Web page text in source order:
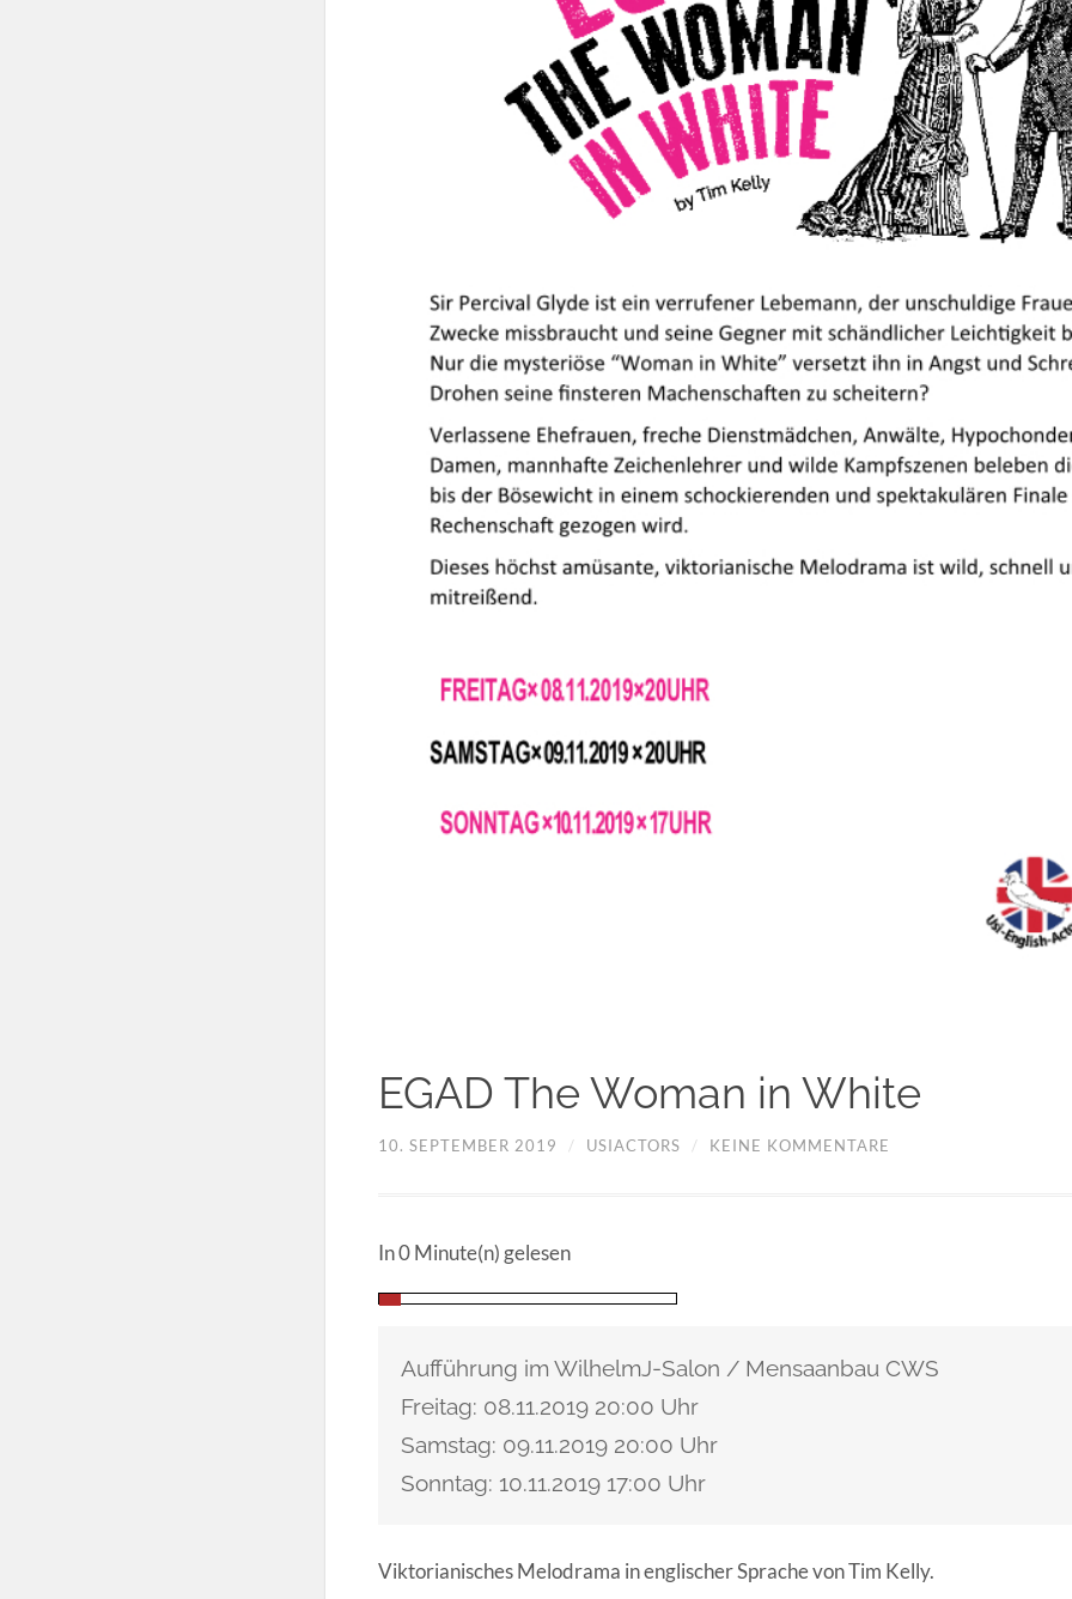
EGAD The Woman in White
10. SEPTEMBER 2019 / USIACTORS / KEINE KOMMENTARE
In 0 Minute(n) gelesen
Aufführung im WilhelmJ-Salon / Mensaanbau CWS
Freitag: 08.11.2019 20:00 Uhr
Samstag: 09.11.2019 20:00 Uhr
Sonntag: 10.11.2019 17:00 Uhr
Viktorianisches Melodrama in englischer Sprache von Tim Kelly.